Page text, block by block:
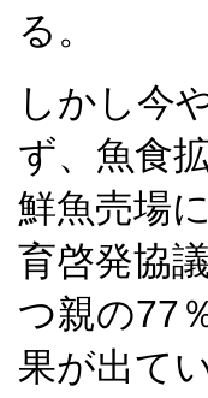
る。
しかし今
ず、魚食
鮮魚売場
育啓発協
つ親の77
果が出て